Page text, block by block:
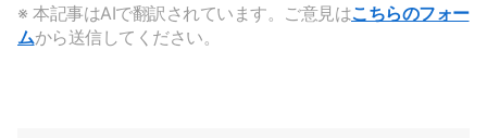
※ 本記事はAIで翻訳されています。ご意見はこちらのフォー
ムから送信してください。